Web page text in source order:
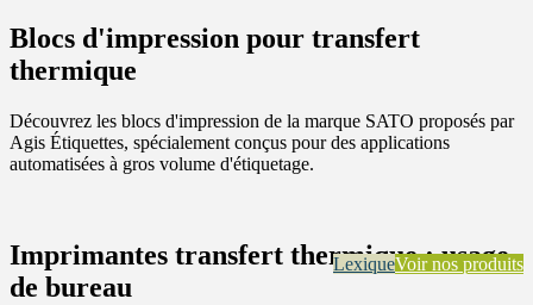
Blocs d'impression pour transfert
thermique
Découvrez les blocs d'impression de la marque SATO proposés par
Agis Étiquettes, spécialement conçus pour des applications
automatisées à gros volume d'étiquetage.
LexiqueVoir nos produits
Imprimantes transfert thermique : usage
de bureau